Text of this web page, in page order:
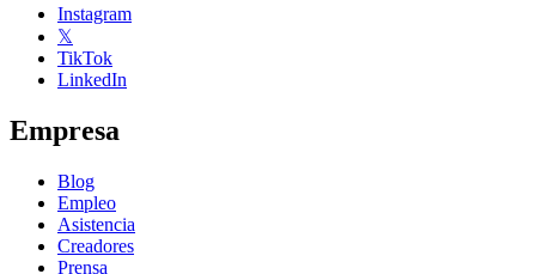
Instagram
𝕏
TikTok
LinkedIn
Empresa
Blog
Empleo
Asistencia
Creadores
Prensa